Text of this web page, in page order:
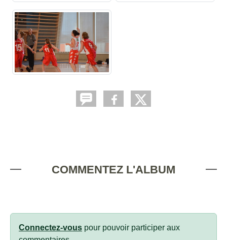
COMMENTEZ L'ALBUM
Connectez-vous pour pouvoir participer aux